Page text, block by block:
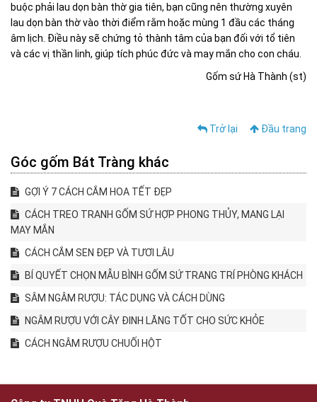
buộc phải lau dọn bàn thờ gia tiên, bạn cũng nên thường xuyên
lau dọn bàn thờ vào thời điểm rằm hoặc mùng 1 đầu các tháng
âm lịch. Điều này sẽ chứng tỏ thành tâm của bạn đối với tổ tiên
và các vị thần linh, giúp tích phúc đức và may mắn cho con cháu.
Gốm sứ Hà Thành (st)
Trở lại Đầu trang
Góc gốm Bát Tràng khác
GỢI Ý 7 CÁCH CẮM HOA TẾT ĐẸP
CÁCH TREO TRANH GỐM SỨ HỢP PHONG THỦY, MANG LẠI
MAY MẮN
CÁCH CẮM SEN ĐẸP VÀ TƯƠI LÂU
BÍ QUYẾT CHỌN MẪU BÌNH GỐM SỨ TRANG TRÍ PHÒNG KHÁCH
SÂM NGÂM RƯỢU: TÁC DỤNG VÀ CÁCH DÙNG
NGÂM RƯỢU VỚI CÂY ĐINH LĂNG TỐT CHO SỨC KHỎE
CÁCH NGÂM RƯỢU CHUỐI HỘT